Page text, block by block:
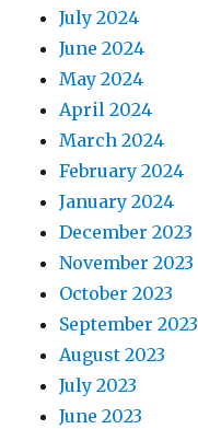
July 2024
June 2024
May 2024
April 2024
March 2024
February 2024
January 2024
December 2023
November 2023
October 2023
September 2023
August 2023
July 2023
June 2023